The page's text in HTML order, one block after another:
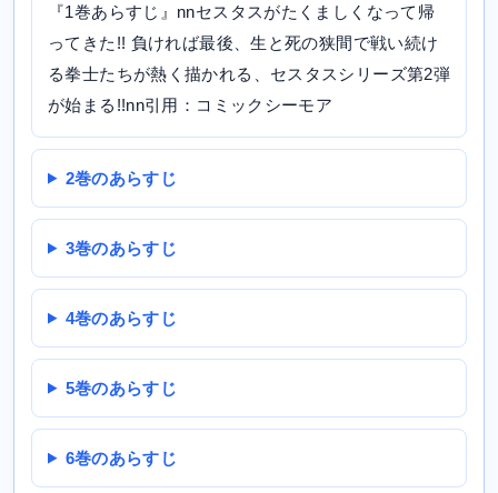
『1巻あらすじ』nnセスタスがたくましくなって帰
ってきた!! 負ければ最後、生と死の狭間で戦い続け
る拳士たちが熱く描かれる、セスタスシリーズ第2弾
が始まる!!nn引用：コミックシーモア
2巻のあらすじ
3巻のあらすじ
4巻のあらすじ
5巻のあらすじ
6巻のあらすじ